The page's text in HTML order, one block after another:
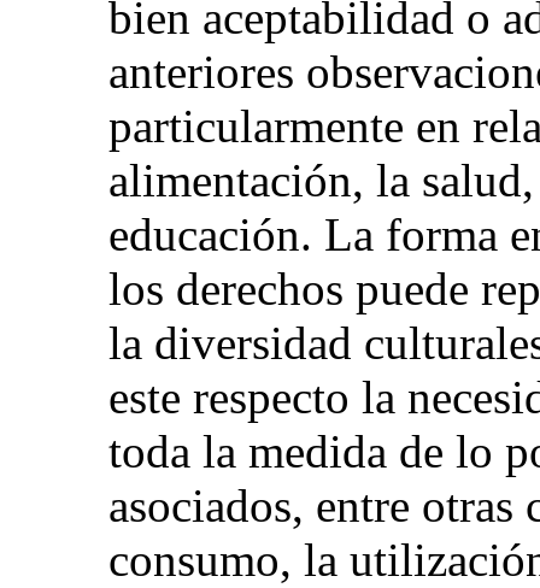
bien aceptabilidad o
anteriores
particularmente en
alimentación, la
educación. La forma
los derechos puede
la diversidad
este respecto la
toda la medida de lo
asociados, entre otras
consumo, la